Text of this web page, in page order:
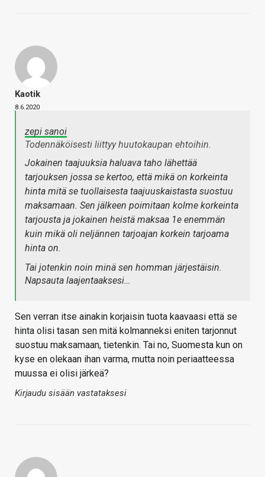
Kaotik
8.6.2020
zepi sanoi
Todennäköisesti liittyy huutokaupan ehtoihin.
Jokainen taajuuksia haluava taho lähettää
tarjouksen jossa se kertoo, että mikä on korkeinta
hinta mitä se tuollaisesta taajuuskaistasta suostuu
maksamaan. Sen jälkeen poimitaan kolme korkeinta
tarjousta ja jokainen heistä maksaa 1e enemmän
kuin mikä oli neljännen tarjoajan korkein tarjoama
hinta on.
Tai jotenkin noin minä sen homman järjestäisin.
Napsauta laajentaaksesi…
Sen verran itse ainakin korjaisin tuota kaavaasi että se
hinta olisi tasan sen mitä kolmanneksi eniten tarjonnut
suostuu maksamaan, tietenkin. Tai no, Suomesta kun on
kyse en olekaan ihan varma, mutta noin periaatteessa
muussa ei olisi järkeä?
Kirjaudu sisään vastataksesi